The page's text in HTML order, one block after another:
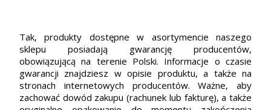
Tak, produkty dostępne w asortymencie naszego
sklepu posiadają gwarancję producentów,
obowiązującą na terenie Polski. Informacje o czasie
gwarancji znajdziesz w opisie produktu, a także na
stronach internetowych producentów. Ważne, aby
zachować dowód zakupu (rachunek lub fakturę), a także